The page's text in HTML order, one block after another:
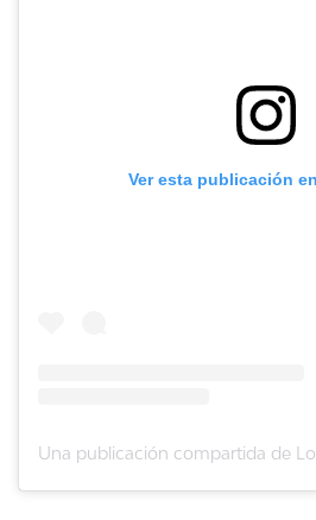
Ver esta publicación